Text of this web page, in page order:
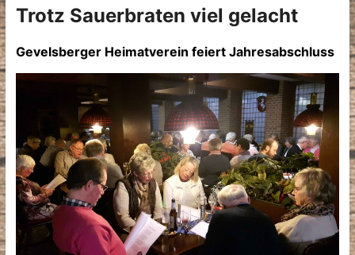
Trotz Sauerbraten viel gelacht
Gevelsberger Heimatverein feiert Jahresabschluss